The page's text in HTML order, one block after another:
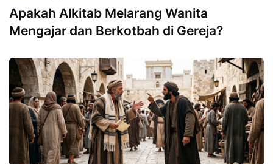
Apakah Alkitab Melarang Wanita
Mengajar dan Berkotbah di Gereja?